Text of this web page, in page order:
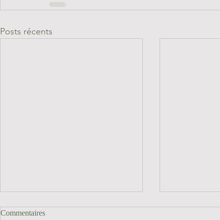
Posts récents
Commentaires